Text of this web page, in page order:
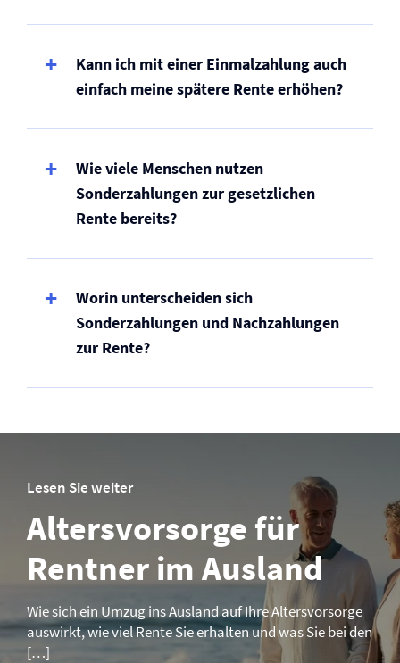
Kann ich mit einer Einmalzahlung auch
einfach meine spätere Rente erhöhen?
Wie viele Menschen nutzen
Sonderzahlungen zur gesetzlichen
Rente bereits?
Worin unterscheiden sich
Sonderzahlungen und Nachzahlungen
zur Rente?
Lesen Sie weiter
Altersvorsorge für
Rentner im Ausland
Wie sich ein Umzug ins Ausland auf Ihre Altersvorsorge
auswirkt, wie viel Rente Sie erhalten und was Sie bei den
[…]